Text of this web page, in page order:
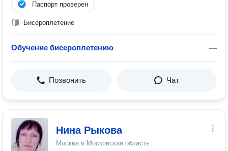
Паспорт проверен
Бисероплетение
Обучение бисероплетению —
Позвонить Чат
Нина Рыкова
Москва и Московская область